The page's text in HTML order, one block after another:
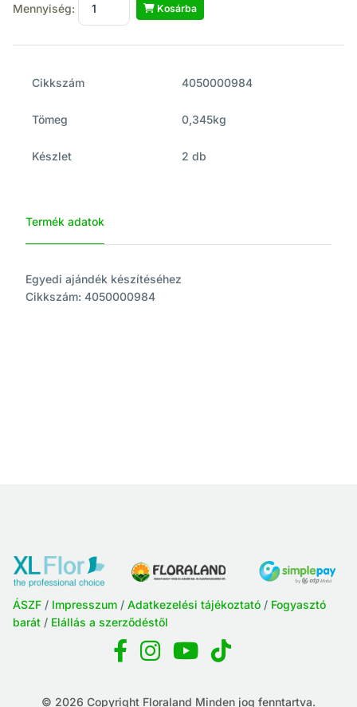
Mennyiség: Kosárba
Cikkszám 4050000984
Tömeg 0,345kg
Készlet 2 db
Termék adatok
Egyedi ajándék készítéséhez
Cikkszám: 4050000984
ÁSZF / Impresszum / Adatkezelési tájékoztató / Fogyasztó
barát / Elállás a szerződéstől
© 2026 Copyright Floraland Minden jog fenntartva.